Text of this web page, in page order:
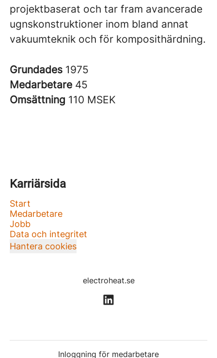
projektbaserat och tar fram avancerade
ugnskonstruktioner inom bland annat
vakuumteknik och för komposithärdning.
Grundades 1975
Medarbetare 45
Omsättning 110 MSEK
Karriärsida
Start
Medarbetare
Jobb
Data och integritet
Hantera cookies
electroheat.se
Inloggning för medarbetare